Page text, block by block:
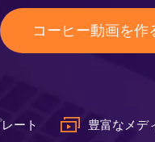
コーヒー動画を作
ート 豊富なメデ